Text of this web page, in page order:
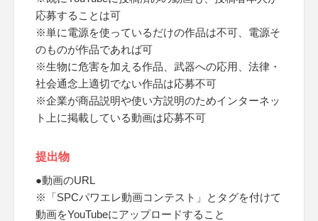
応募することは可
※単に電源を使っているだけの作品は不可、電源そ
のものが作品であれば可
※生物に危害を加える作品、武器への応用、法律・
社会通念上適切でない作品は応募不可
※企業が商品説明や使い方説明のためインターネッ
ト上に掲載している動画は応募不可
提出物
●動画のURL
※「SPCパワエレ動画コンテスト」とタグを付けて
動画をYouTubeにアップロードすること